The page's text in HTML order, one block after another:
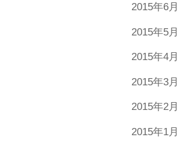
2015年6月
2015年5月
2015年4月
2015年3月
2015年2月
2015年1月